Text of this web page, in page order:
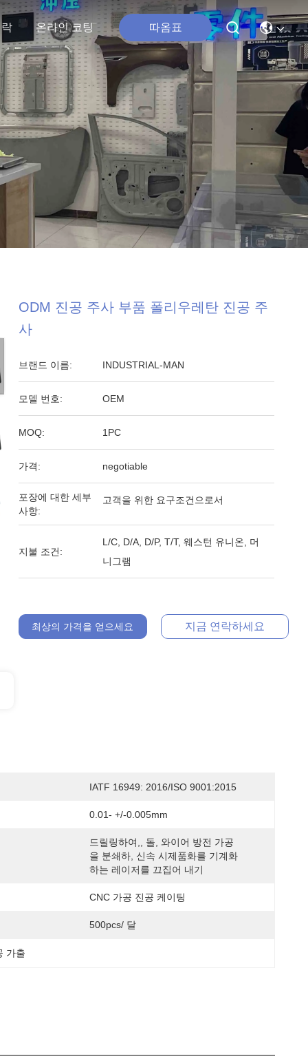
온라인 코팅 따옴표
ODM 진공 주사 부품 폴리우레탄 진공 주
사
브랜드 이름: INDUSTRIAL-MAN
모델 번호: OEM
MOQ: 1PC
가격: negotiable
포장에 대한 세부
사항:
고객을 위한 요구조건으로서
지불 조건:
L/C, D/A, D/P, T/T, 웨스턴 유니온, 머
니그램
최상의 가격을 얻으세요 지금 연락하세요
IATF 16949: 2016/ISO 9001:2015
0.01- +/-0.005mm
드릴링하여,, 돌, 와이어 방전 가공
을 분쇄하, 신속 시제품화를 기계화
하는 레이저를 끄집어 내기
CNC 가공 진공 케이팅
500pcs/ 달
가출